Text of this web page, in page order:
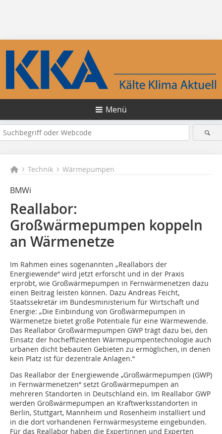
Menü
Technik Wärmepumpen
BMWi
Reallabor:
Großwärmepumpen koppeln
an Wärmenetze
Im Rahmen eines sogenannten „Reallabors der
Energiewende“ wird jetzt erforscht und in der Praxis
erprobt, wie Großwärmepumpen in Fernwärmenetzen dazu
einen Beitrag leisten können. Dazu Andreas Feicht,
Staatssekretär im Bundesministerium für Wirtschaft und
Energie: „Die Einbindung von Großwärmepumpen in
Wärmenetze bietet große Potentiale für eine Wärmewende.
Das Reallabor Großwärmepumpen GWP trägt dazu bei, den
Einsatz der hocheffizienten Wärmepumpentechnologie auch
urbanen dicht bebauten Gebieten zu ermöglichen, in denen
kein Platz ist für dezentrale Anlagen.“
Das Reallabor der Energiewende „Großwärmepumpen (GWP)
in Fernwärmenetzen“ setzt Großwärmepumpen an
mehreren Standorten in Deutschland ein. Im Reallabor GWP
werden Großwärmepumpen an Kraftwerksstandorten in
Berlin, Stuttgart, Mannheim und Rosenheim installiert und
in die dort vorhandenen Fernwärmesysteme eingebunden.
Für das Reallabor haben die Expertinnen und Experten